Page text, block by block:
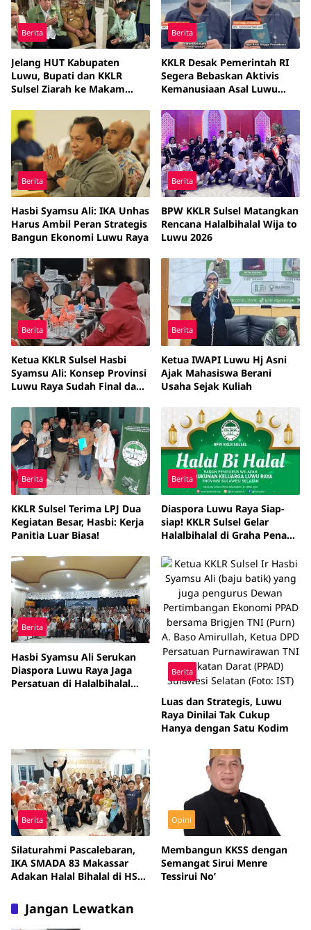
Berita
Jelang HUT Kabupaten
Luwu, Bupati dan KKLR
Sulsel Ziarah ke Makam
Berita
KKLR Desak Pemerintah RI
Segera Bebaskan Aktivis
Kemanusiaan Asal Luwu
Berita
Hasbi Syamsu Ali: IKA Unhas
Harus Ambil Peran Strategis
Bangun Ekonomi Luwu Raya
Berita
BPW KKLR Sulsel Matangkan
Rencana Halalbihalal Wija to
Luwu 2026
Berita
Ketua KKLR Sulsel Hasbi
Syamsu Ali: Konsep Provinsi
Luwu Raya Sudah Final dan
Berita
Ketua IWAPI Luwu Hj Asni
Ajak Mahasiswa Berani
Usaha Sejak Kuliah
Berita
KKLR Sulsel Terima LPJ Dua
Kegiatan Besar, Hasbi: Kerja
Panitia Luar Biasa!
Berita
Diaspora Luwu Raya Siap-
siap! KKLR Sulsel Gelar
Halalbihalal di Graha Pena
Berita
Hasbi Syamsu Ali Serukan
Diaspora Luwu Raya Jaga
Persatuan di Halalbihalal
Berita
Luas dan Strategis, Luwu
Raya Dinilai Tak Cukup
Hanya dengan Satu Kodim
Berita
Silaturahmi Pascalebaran,
IKA SMADA 83 Makassar
Adakan Halal Bihalal di HSA
Opini
Membangun KKSS dengan
Semangat Sirui Menre
Tessirui No’
Jangan Lewatkan